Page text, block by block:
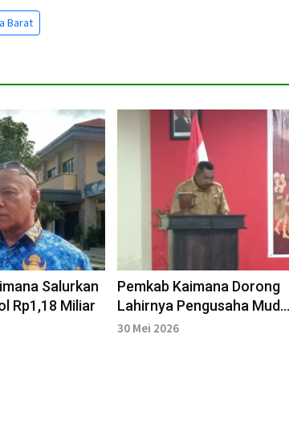
Barat
Salurkan
Rp1,18 Miliar
Pemkab Kaimana Dorong
Lahirnya Pengusaha Muda
Lokal
30 Mei 2026